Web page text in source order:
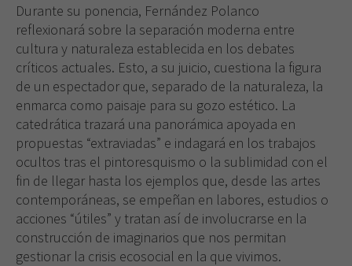
Durante su ponencia, Fernández Polanco
reflexionará sobre la separación moderna entre
cultura y naturaleza establecida en los debates
críticos actuales. Esto, a su juicio, cuestiona la figura
de un espectador que, separado de la naturaleza, la
enmarca como paisaje para su gozo estético. La
catedrática trazará una panorámica apoyada en
propuestas “extraviadas” e indagará en los trabajos
ocultos tras el pintoresquismo o la sublimidad con el
fin de llegar hasta los ejemplos que, desde las artes
contemporáneas, se empeñan en labores, estudios o
acciones “útiles” y tratan así de involucrarse en la
construcción de imaginarios que nos permitan
gestionar la crisis ecosocial en la que vivimos.